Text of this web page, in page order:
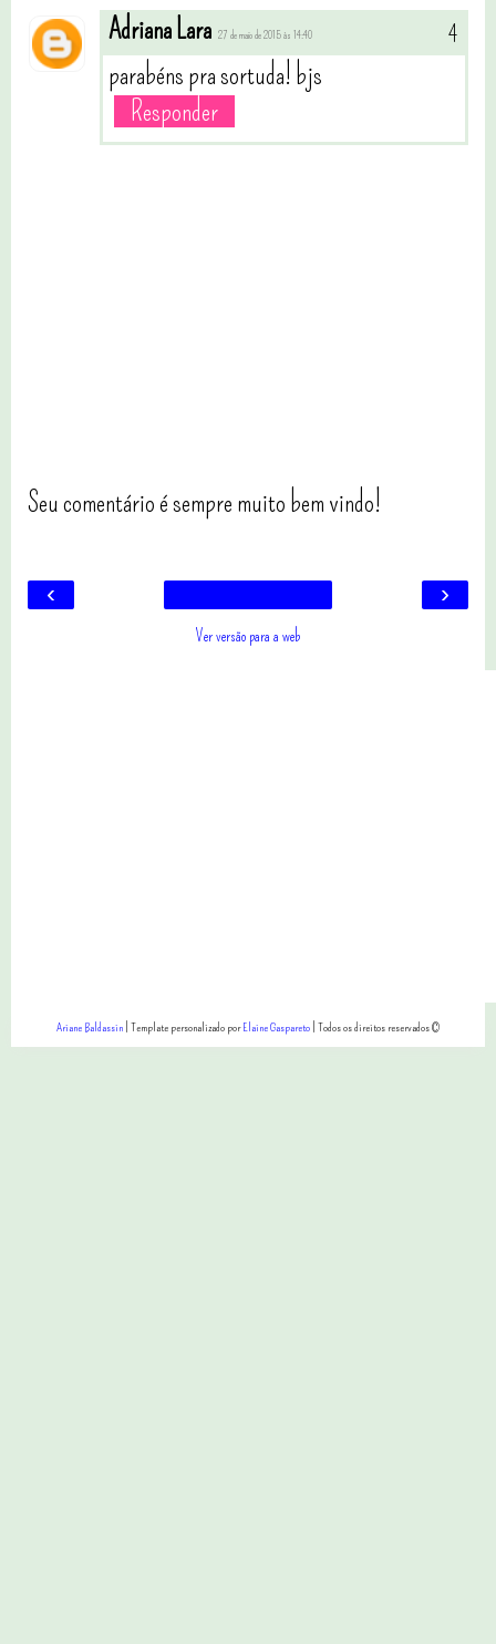
Adriana Lara 27 de maio de 2015 às 14:40
parabéns pra sortuda! bjs
Responder
Seu comentário é sempre muito bem vindo!
‹ ›
Ver versão para a web
Ariane Baldassin| Template personalizado porElaine Gaspareto| Todos os direitos reservados ©